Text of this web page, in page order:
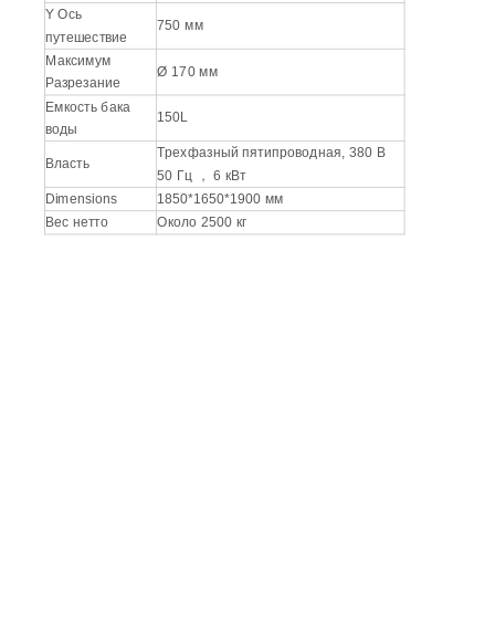
Y Ось
путешествие
750 мм
Максимум
Разрезание
Ø 170 мм
Емкость бака
воды
150L
Власть
Трехфазный пятипроводная, 380 В
50 Гц ， 6 кВт
Dimensions 1850*1650*1900 мм
Вес нетто Около 2500 кг